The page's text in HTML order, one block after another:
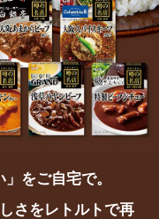
をご自宅で。
さをレトルトで再